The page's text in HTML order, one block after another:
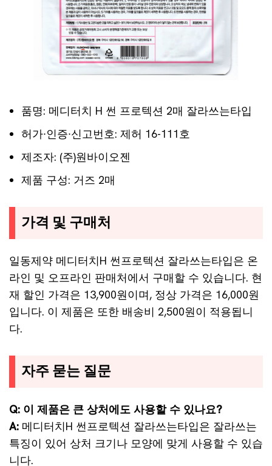
품명: 메디터치 H 썬 프로텍션 2매 잘라쓰는타입
허가∙인증∙신고번호: 제허 16-111호
제조자: (주)원바이오젠
제품 구성: 거즈 2매
가격 및 구매처
일동제약 메디터치H 썬프로텍션 잘라쓰는타입은 온
라인 및 오프라인 판매처에서 구매할 수 있습니다. 현
재 할인 가격은 13,900원이며, 정상 가격은 16,000원
입니다. 이 제품은 또한 배송비 2,500원이 적용됩니
다.
자주 묻는 질문
Q: 이 제품은 큰 상처에도 사용할 수 있나요?
A: 메디터치H 썬프로텍션 잘라쓰는타입은 잘라쓰는
특징이 있어 상처 크기나 모양에 맞게 사용할 수 있습
니다.